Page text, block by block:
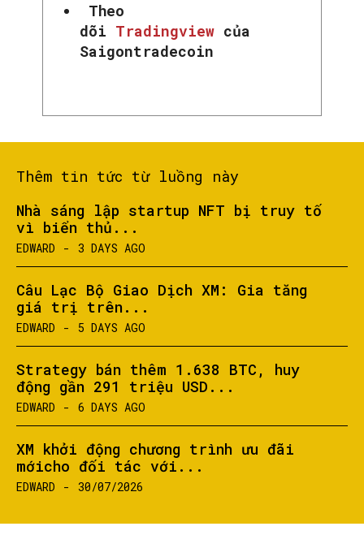
Theo
dõi Tradingview của
Saigontradecoin
Thêm tin tức từ luồng này
Nhà sáng lập startup NFT bị truy tố
vì biển thủ...
EDWARD - 3 DAYS AGO
Câu Lạc Bộ Giao Dịch XM: Gia tăng
giá trị trên...
EDWARD - 5 DAYS AGO
Strategy bán thêm 1.638 BTC, huy
động gần 291 triệu USD...
EDWARD - 6 DAYS AGO
XM khởi động chương trình ưu đãi
mớicho đối tác với...
EDWARD - 30/07/2026